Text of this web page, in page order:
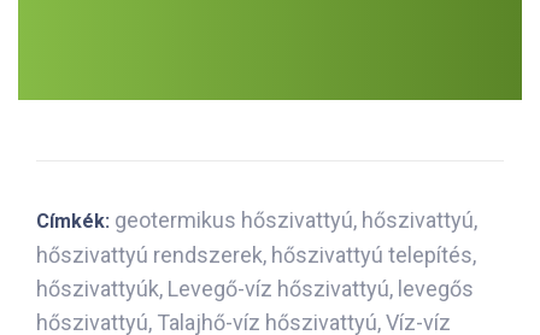
Címkék: geotermikus hőszivattyú, hőszivattyú,
hőszivattyú rendszerek, hőszivattyú telepítés,
hőszivattyúk, Levegő-víz hőszivattyú, levegős
hőszivattyú, Talajhő-víz hőszivattyú,Víz-víz